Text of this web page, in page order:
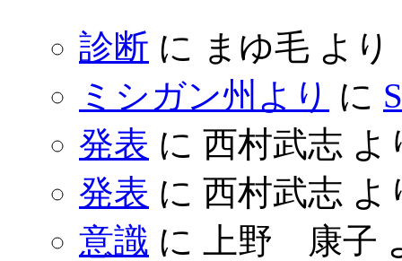
診断 に まゆ毛 より
ミシガン州より に
発表 に 西村武志 よ
発表 に 西村武志 よ
意識 に 上野 康子